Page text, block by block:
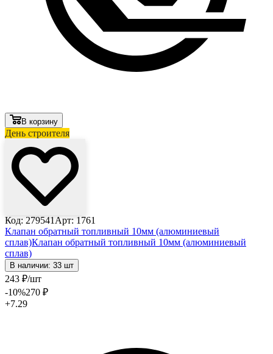
В корзину
День строителя
Код: 279541 Арт: 1761
Клапан обратный топливный 10мм (алюминиевый
сплав)Клапан обратный топливный 10мм (алюминиевый
сплав)
В наличии: 33 шт
243 ₽/шт
-10%270 ₽
+7.29